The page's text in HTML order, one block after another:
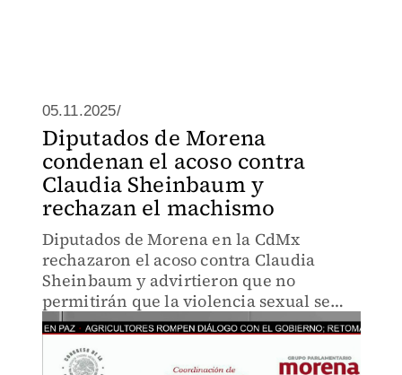
05.11.2025/
Diputados de Morena
condenan el acoso contra
Claudia Sheinbaum y
rechazan el machismo
Diputados de Morena en la CdMx
rechazaron el acoso contra Claudia
Sheinbaum y advirtieron que no
permitirán que la violencia sexual se
use como arma política. Pidieron
erradicar el machismo en la vida
pública.